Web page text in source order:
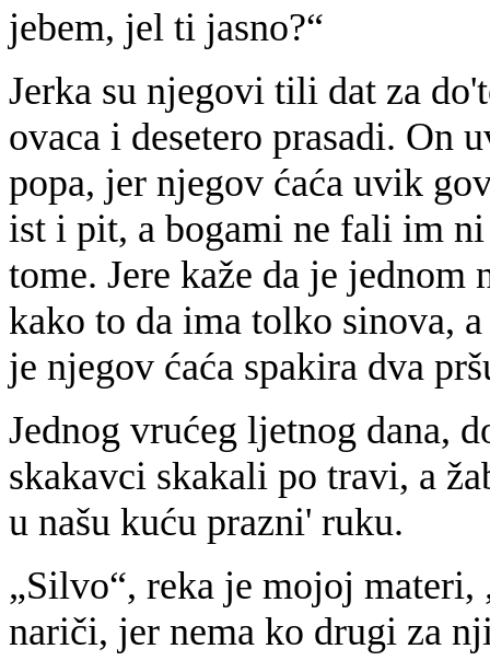
jebem, jel ti jasno?“
Jerka su njegovi tili dat za
ovaca i desetero prasadi. On
popa, jer njegov ćaća uvik
ist i pit, a bogami ne fali im
tome. Jere kaže da je
kako to da ima tolko sinova,
je njegov ćaća spakira dva
Jednog vrućeg ljetnog dana,
skakavci skakali po travi, a
u našu kuću prazni' ruku.
„Silvo“, reka je mojoj
nariči, jer nema ko drugi za